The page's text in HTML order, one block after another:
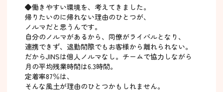
◆働きやすい環境を、考えてきました。
帰りたいのに帰れない理由のひとつが、
ノルマだと思うんです。
自分のノルマがあるから、同僚がライバルとなり、
連携できず、退勤間際でもお客様から離れられない。
だからJINSは個人ノルマなし。チームで協力しながら
月の平均残業時間は6.3時間。
定着率87％は、
そんな風土が理由のひとつかもしれません。